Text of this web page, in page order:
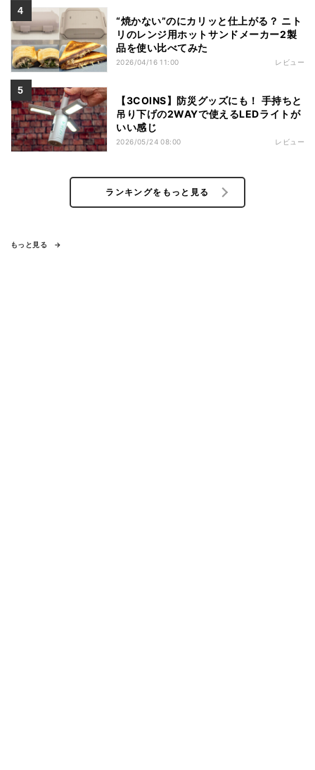
“焼かない”のにカリッと仕上がる？ ニト
リのレンジ用ホットサンドメーカー2製
品を使い比べてみた
2026/04/16 11:00 レビュー
【3COINS】防災グッズにも！ 手持ちと
吊り下げの2WAYで使えるLEDライトが
いい感じ
2026/05/24 08:00 レビュー
ランキングをもっと見る
もっと見る